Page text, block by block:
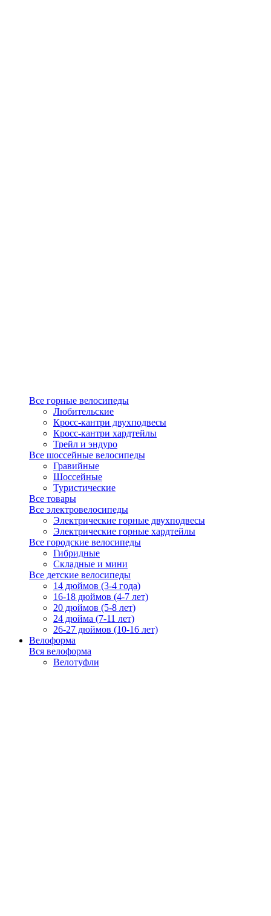
Все горные велосипеды
Любительские
Кросс-кантри двухподвесы
Кросс-кантри хардтейлы
Трейл и эндуро
Все шоссейные велосипеды
Гравийные
Шоссейные
Туристические
Все товары
Все электровелосипеды
Электрические горные двухподвесы
Электрические горные хардтейлы
Все городские велосипеды
Гибридные
Складные и мини
Все детские велосипеды
14 дюймов (3-4 года)
16-18 дюймов (4-7 лет)
20 дюймов (5-8 лет)
24 дюйма (7-11 лет)
26-27 дюймов (10-16 лет)
Велоформа
Вся велоформа
Велотуфли